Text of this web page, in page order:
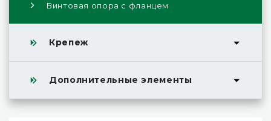
Винтовая опора с фланцем
Крепеж
Дополнительные элементы